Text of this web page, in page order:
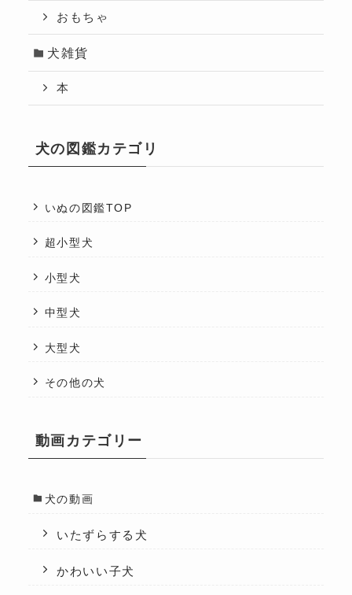
おもちゃ
犬雑貨
本
犬の図鑑カテゴリ
いぬの図鑑TOP
超小型犬
小型犬
中型犬
大型犬
その他の犬
動画カテゴリー
犬の動画
いたずらする犬
かわいい子犬